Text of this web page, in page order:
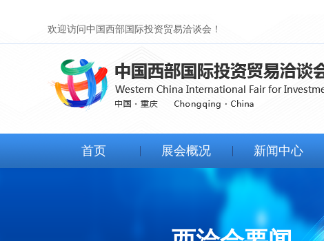
欢迎访问中国西部国际投资贸易洽谈会！
首页 展会概况 新闻中心
西洽会要闻
视频新闻